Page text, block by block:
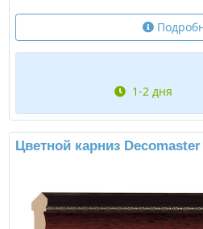
1-2 дня
Цветной карниз Decomaster